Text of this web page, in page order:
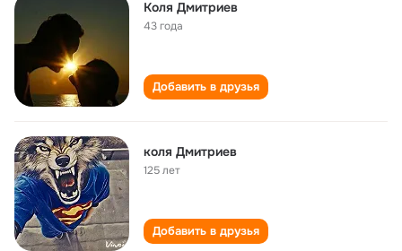
Коля Дмитриев
43 года
Добавить в друзья
коля Дмитриев
125 лет
Добавить в друзья